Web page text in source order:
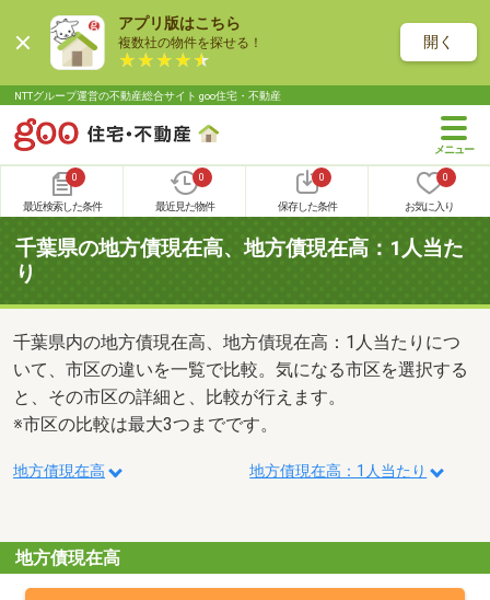
アプリ版はこちら
複数社の物件を探せる！ 開く
NTTグループ運営の不動産総合サイト goo住宅・不動産
0
最近検索した条件
0
最近見た物件
0
保存した条件
0
お気に入り
千葉県の地方債現在高、地方債現在高：1人当た
り
千葉県内の地方債現在高、地方債現在高：1人当たりにつ
いて、市区の違いを一覧で比較。気になる市区を選択する
と、その市区の詳細と、比較が行えます。
※市区の比較は最大3つまでです。
地方債現在高 地方債現在高：1人当たり
地方債現在高